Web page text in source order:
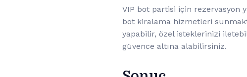
VIP bot partisi için rezervasyon
bot kiralama hizmetleri
yapabilir, özel isteklerinizi
güvence altına alabilirsiniz.